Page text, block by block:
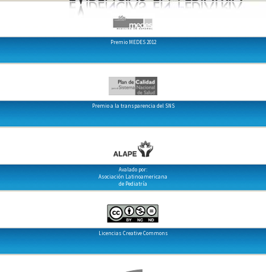
Premio MEDES 2012
Premio a la transparencia del SNS
Avalado por:
Asociación Latinoamericana
de Pediatría
Licencias Creative Commons